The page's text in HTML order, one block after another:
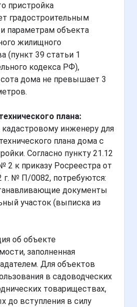
пристройка
градостроительным
параметрам объекта
жилищного
(пункт 39 статьи 1
кодекса РФ),
дома не превышает 3
плана:
кадастровому инженеру для
плана дома с
Согласно пункту 21.12
2 к приказу Росреестра от
г. № П/0082, потребуются:
документы
участок (выписка из
об объекте
заполненная
Для объектов
в садоводческих
товариществах,
до вступления в силу